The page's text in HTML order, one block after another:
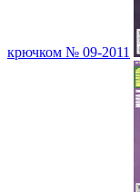
крючком № 09-2011